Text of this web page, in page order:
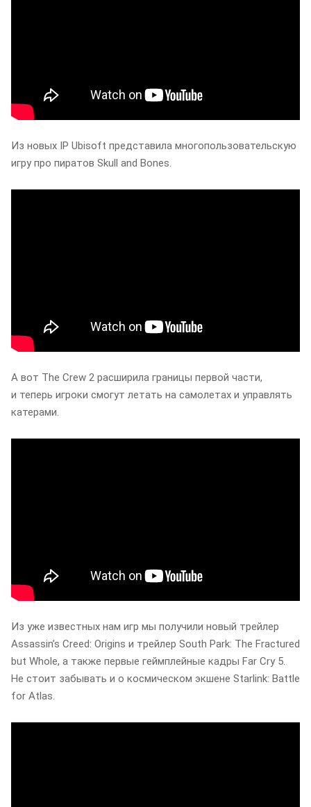
Из новых IP Ubisoft представила многопользовательскую
игру про пиратов Skull and Bones.
А вот The Crew 2 расширила границы первой части,
и теперь игроки смогут летать на самолетах и управлять
катерами.
Из уже известных нам игр мы получили новый трейлер
Assassin’s Creed: Origins и трейлер South Park: The Fractured
but Whole, а также первые геймплейные кадры Far Cry 5.
Не стоит забывать и о космическом экшене Starlink: Battle
for Atlas.